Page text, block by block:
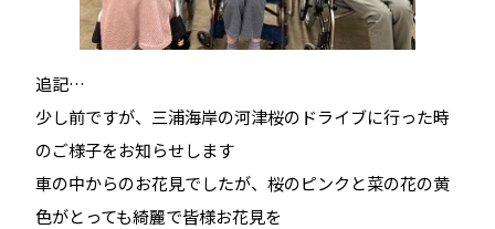
追記…
少し前ですが、三浦海岸の河津桜のドライブに行った時
のご様子をお知らせします
車の中からのお花見でしたが、桜のピンクと菜の花の黄
色がとっても綺麗で皆様お花見を